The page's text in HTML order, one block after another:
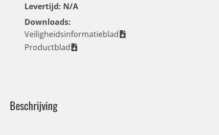
Levertijd: N/A
Downloads:
Veiligheidsinformatieblad
Productblad
Beschrijving